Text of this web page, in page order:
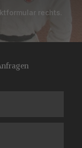
rechts.